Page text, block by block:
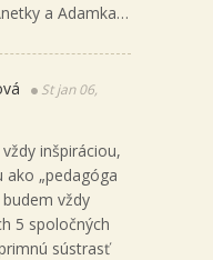
a Adamka…
St jan 06,
inšpiráciou,
„pedagóga
budem vždy
5 spoločných
sústrasť